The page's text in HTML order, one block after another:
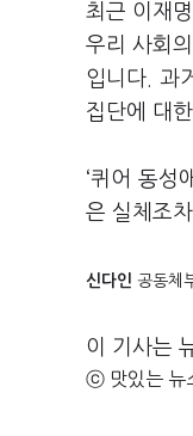
최근 이재
우리 사회
입니다. 과
집단에 대
‘퀴어 동성
은 실체조
신다인 공동체
이 기사는
ⓒ 맛있는 뉴